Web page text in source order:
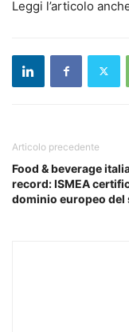
Leggi l’articolo
Articolo precedente
Food & beverage
record: ISMEA
dominio europeo del